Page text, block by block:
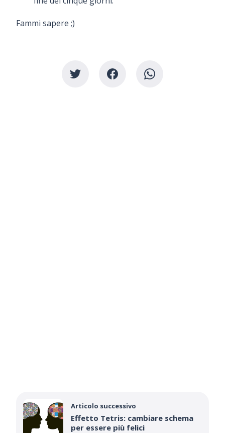
Fammi sapere ;)
Articolo successivo
Effetto Tetris: cambiare schema
per essere più felici